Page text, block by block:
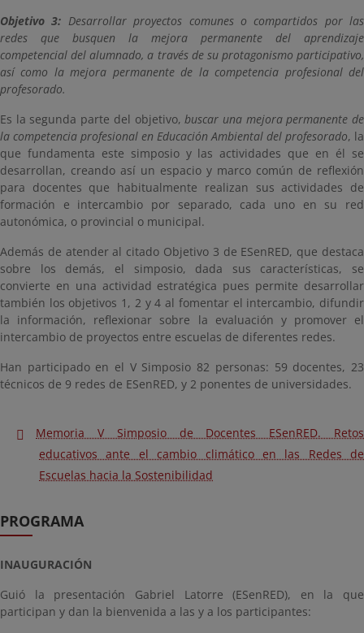
Objetivo 3: Desarrollar proyectos comunes o compartidos por las
redes que busquen la mejora permanente del aprendizaje
competencial del alumnado, a través de su protagonismo participativo,
así como la mejora permanente de la competencia profesional del
profesorado.
Es la segunda parte del objetivo,buscar una mejora permanente de
la competencia profesional en Educación Ambiental del profesorado, la
que fundamenta este simposio y las actividades que en él se
desarrollan, creando así un espacio y marco común de reflexión
para docentes que habitualmente realizan sus actividades de
formación e intercambio por separado, cada uno en su red
autonómica, o provincial o municipal.
Además de atender al citado Objetivo 3 de ESenRED, que destaca
sobre los demás, el simposio, dada sus características, se
convierte en una actividad estratégica pues permite desarrollar
también los objetivos 1, 2 y 4 al fomentar el intercambio, difundir
la información, reflexionar sobre la evaluación y promover el
intercambio de proyectos entre escuelas de diferentes redes.
Han participado en el V Simposio 82 personas: 59 docentes, 23
técnicos de 9 redes de ESenRED, y 2 ponentes de universidades.
Memoria V Simposio de Docentes ESenRED. Retos
educativos ante el cambio climático en las Redes de
Escuelas hacia la Sostenibilidad
PROGRAMA
INAUGURACIÓN
Guió la presentación Gabriel Latorre (ESenRED), en la que
participan y dan la bienvenida a las y a los participantes: